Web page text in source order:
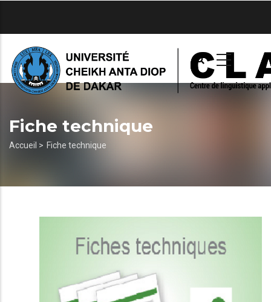
principal
Fiche technique
Fil
Accueil > Fiche technique